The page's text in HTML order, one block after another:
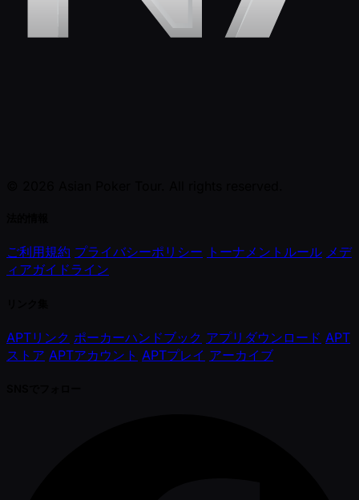
ご利用規約 プライバシーポリシー トーナメントルール メデ
ィアガイドライン
APTリンク ポーカーハンドブック アプリダウンロード APT
ストア APTアカウント APTプレイ アーカイブ